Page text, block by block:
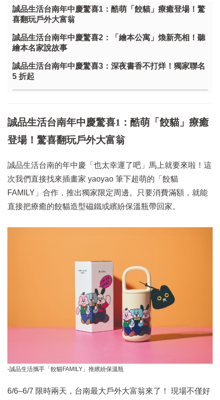
誠品生活台南年中慶驚喜1：酷萌「餃貓」療癒登場！驚
喜翻玩戶外大富翁
誠品生活台南年中慶驚喜2：「繪本公寓」煥新亮相！聽
繪本名家說故事
誠品生活台南年中慶驚喜3：深夜書香不打烊！獨家聯名
5 折起
誠品生活台南年中慶驚喜1：酷萌「餃貓」療癒
登場！驚喜翻玩戶外大富翁
誠品生活台南的年中慶「也太幸運了吧」馬上就要來啦！這
次我們直接找來插畫家 yaoyao 筆下超萌的「餃貓
FAMILY」合作，推出獨家限定周邊。只要消費滿額，就能
直接把療癒的餃貓造型磁鐵或繽紛保溫瓶帶回家。
-誠品生活攜手「餃貓FAMILY」推繽紛保溫瓶
6/6–6/7 限時兩天，台南最大戶外大富翁來了！ 現場不僅好